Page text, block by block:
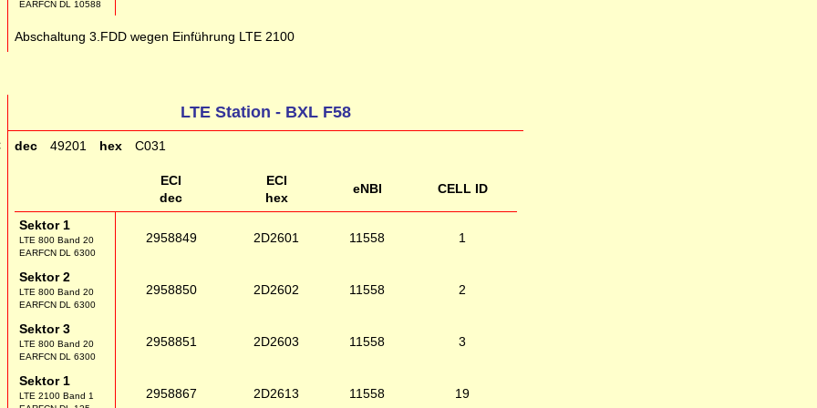
EARFCN DL 10588
Abschaltung 3.FDD wegen Einführung LTE 2100
LTE Station - BXL F58
dec 49201 hex C031
ECI
dec
ECI
hex
eNBI CELL ID
Sektor 1
LTE 800 Band 20
EARFCN DL 6300
2958849 2D2601 11558 1
Sektor 2
LTE 800 Band 20
EARFCN DL 6300
2958850 2D2602 11558 2
Sektor 3
LTE 800 Band 20
EARFCN DL 6300
2958851 2D2603 11558 3
Sektor 1
LTE 2100 Band 1
2958867 2D2613 11558 19